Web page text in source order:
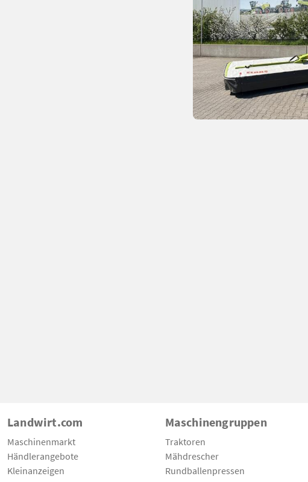
Landwirt.com
Maschinenmarkt
Händlerangebote
Kleinanzeigen
Maschinengruppen
Traktoren
Mähdrescher
Rundballenpressen